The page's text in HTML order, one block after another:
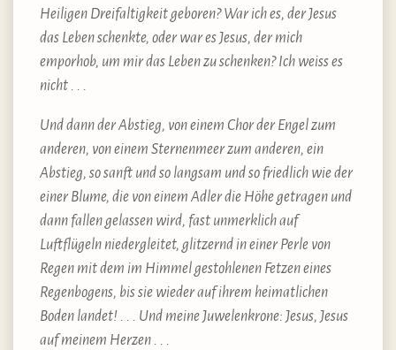
Heiligen Dreifaltigkeit geboren? War ich es, der Jesus
das Leben schenkte, oder war es Jesus, der mich
emporhob, um mir das Leben zu schenken? Ich weiss es
nicht . . .
Und dann der Abstieg, von einem Chor der Engel zum
anderen, von einem Sternenmeer zum anderen, ein
Abstieg, so sanft und so langsam und so friedlich wie der
einer Blume, die von einem Adler die Höhe getragen und
dann fallen gelassen wird, fast unmerklich auf
Luftflügeln niedergleitet, glitzernd in einer Perle von
Regen mit dem im Himmel gestohlenen Fetzen eines
Regenbogens, bis sie wieder auf ihrem heimatlichen
Boden landet! . . . Und meine Juwelenkrone: Jesus, Jesus
auf meinem Herzen . . .